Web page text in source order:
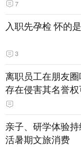
7
入职先孕检 怀的
3
离职员工在朋友
存在侵害其名誉
亲子、研学体验
活暑期文旅消费